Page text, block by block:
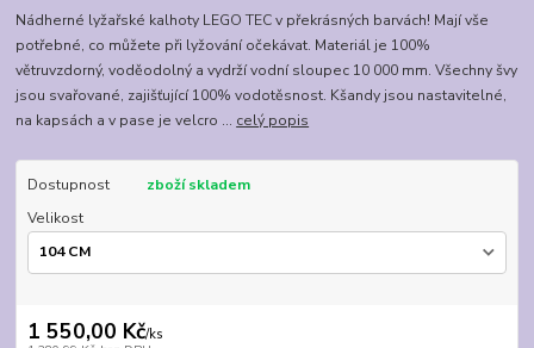
Nádherné lyžařské kalhoty LEGO TEC v překrásných barvách! Mají vše
potřebné, co můžete při lyžování očekávat. Materiál je 100%
větruvzdorný, voděodolný a vydrží vodní sloupec 10 000 mm. Všechny švy
jsou svařované, zajišťující 100% vodotěsnost. Kšandy jsou nastavitelné,
na kapsách a v pase je velcro ... celý popis
Dostupnost
zboží skladem
Velikost
1 550,00 Kč/ks